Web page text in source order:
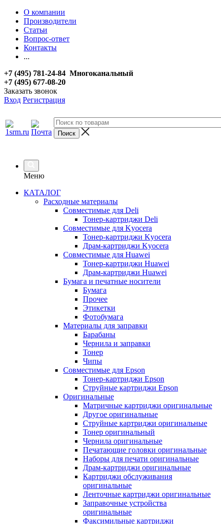
О компании
Производители
Статьи
Вопрос-ответ
Контакты
...
+7 (495) 781-24-84 Многоканальный
+7 (495) 677-08-20
Заказать звонок
Вход Регистрация
Меню
КАТАЛОГ
Расходные материалы
Совместимые для Deli
Тонер-картриджи Deli
Совместимые для Kyocera
Тонер-картриджи Kyocera
Драм-картриджи Kyocera
Совместимые для Huawei
Тонер-картриджи Huawei
Драм-картриджи Huawei
Бумага и печатные носители
Бумага
Прочее
Этикетки
Фотобумага
Материалы для заправки
Барабаны
Чернила и заправки
Тонер
Чипы
Совместимые для Epson
Тонер-картриджи Epson
Струйные картриджи Epson
Оригинальные
Матричные картриджи оригинальные
Другое оригинальные
Струйные картриджи оригинальные
Тонер оригинальный
Чернила оригинальные
Печатающие головки оригинальные
Наборы для печати оригинальные
Драм-картриджи оригинальные
Картриджи обслуживания
оригинальные
Ленточные картриджи оригинальные
Заправочные устройства
оригинальные
Факсимильные картриджи